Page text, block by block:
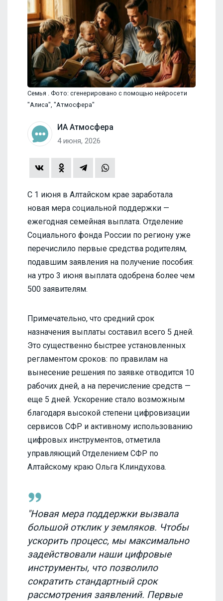
Семья . Фото: сгенерировано с помощью нейросети
"Алиса", "Атмосфера"
ИА Атмосфера
4 июня, 2026
С 1 июня в Алтайском крае заработала
новая мера социальной поддержки —
ежегодная семейная выплата. Отделение
Социального фонда России по региону уже
перечислило первые средства родителям,
подавшим заявления на получение пособия:
на утро 3 июня выплата одобрена более чем
500 заявителям.
Примечательно, что средний срок
назначения выплаты составил всего 5 дней.
Это существенно быстрее установленных
регламентом сроков: по правилам на
вынесение решения по заявке отводится 10
рабочих дней, а на перечисление средств —
еще 5 дней. Ускорение стало возможным
благодаря высокой степени цифровизации
сервисов СФР и активному использованию
цифровых инструментов, отметила
управляющий Отделением СФР по
Алтайскому краю Ольга Клиндухова.
"Новая мера поддержки вызвала
большой отклик у земляков. Чтобы
ускорить процесс, мы максимально
задействовали наши цифровые
инструменты, что позволило
сократить стандартный срок
рассмотрения заявлений. Первые